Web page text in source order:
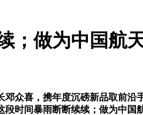
；做为中国航
喜，携年度沉磅新品取前沿
时间暴雨断断续续；做为中